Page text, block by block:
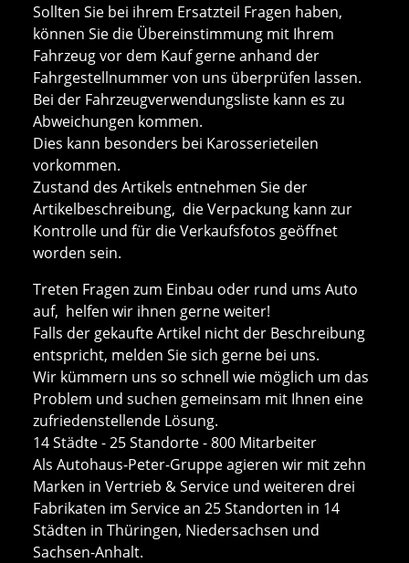
Sollten Sie bei ihrem Ersatzteil Fragen haben,
können Sie die Übereinstimmung mit Ihrem
Fahrzeug vor dem Kauf gerne anhand der
Fahrgestellnummer von uns überprüfen lassen.
Bei der Fahrzeugverwendungsliste kann es zu
Abweichungen kommen.
Dies kann besonders bei Karosserieteilen
vorkommen.
Zustand des Artikels entnehmen Sie der
Artikelbeschreibung, die Verpackung kann zur
Kontrolle und für die Verkaufsfotos geöffnet
worden sein.
Treten Fragen zum Einbau oder rund ums Auto
auf, helfen wir ihnen gerne weiter!
Falls der gekaufte Artikel nicht der Beschreibung
entspricht, melden Sie sich gerne bei uns.
Wir kümmern uns so schnell wie möglich um das
Problem und suchen gemeinsam mit Ihnen eine
zufriedenstellende Lösung.
14 Städte - 25 Standorte - 800 Mitarbeiter
Als Autohaus-Peter-Gruppe agieren wir mit zehn
Marken in Vertrieb & Service und weiteren drei
Fabrikaten im Service an 25 Standorten in 14
Städten in Thüringen, Niedersachsen und
Sachsen-Anhalt.